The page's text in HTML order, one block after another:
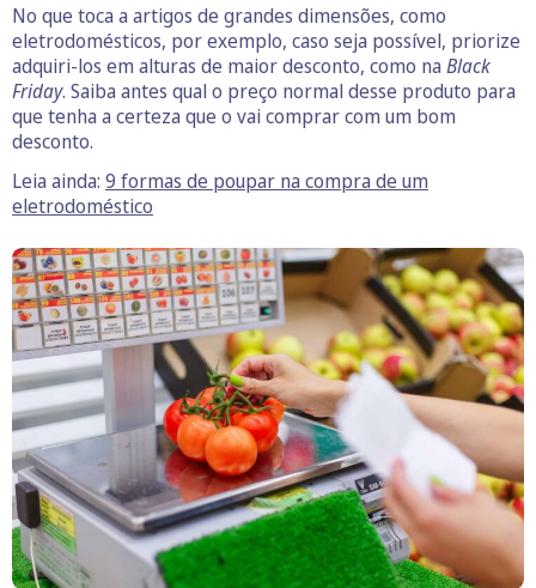
No que toca a artigos de grandes dimensões, como
eletrodomésticos, por exemplo, caso seja possível, priorize
adquiri-los em alturas de maior desconto, como na Black
Friday. Saiba antes qual o preço normal desse produto para
que tenha a certeza que o vai comprar com um bom
desconto.
Leia ainda: 9 formas de poupar na compra de um
eletrodoméstico